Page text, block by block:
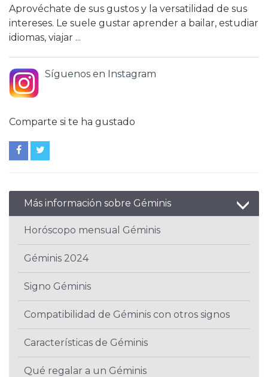
Aprovéchate de sus gustos y la versatilidad de sus
intereses. Le suele gustar aprender a bailar, estudiar
idiomas, viajar ...
Síguenos en Instagram
Comparte si te ha gustado
Más información sobre Géminis
Horóscopo mensual Géminis
Géminis 2024
Signo Géminis
Compatibilidad de Géminis con otros signos
Características de Géminis
Qué regalar a un Géminis